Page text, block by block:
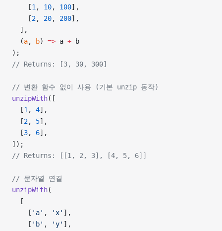
    [
1 , 10, 100],
    [
2, 20, 200],
  ],
  (
a, b) => a + b
);
// Returns: [3, 30, 300]
// 변환 함수 없이 사용 (기본 unzip 동작)
unzipWith([
  [
1 , 4],
  [
2, 5],
  [
3, 6],
]);
// Returns: [[1, 2, 3], [4, 5, 6]]
// 문자열 연결
unzipWith(
  [
    [
'a' , 'x' ],
    [
'b' , 'y' ],